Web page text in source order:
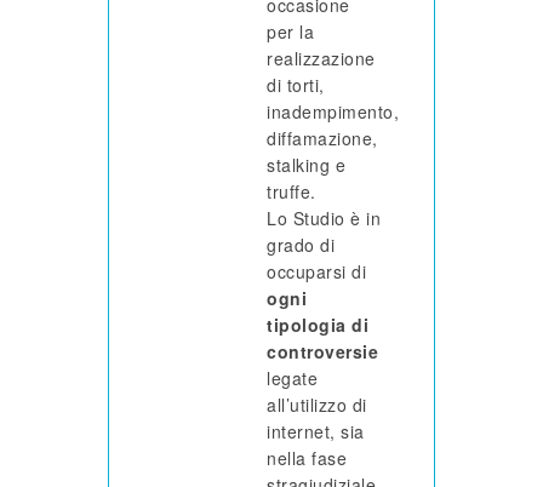
occasione
per la
realizzazione
di torti,
inadempimento,
diffamazione,
stalking e
truffe.
Lo Studio è in
grado di
occuparsi di
ogni
tipologia di
controversie
legate
all’utilizzo di
internet, sia
nella fase